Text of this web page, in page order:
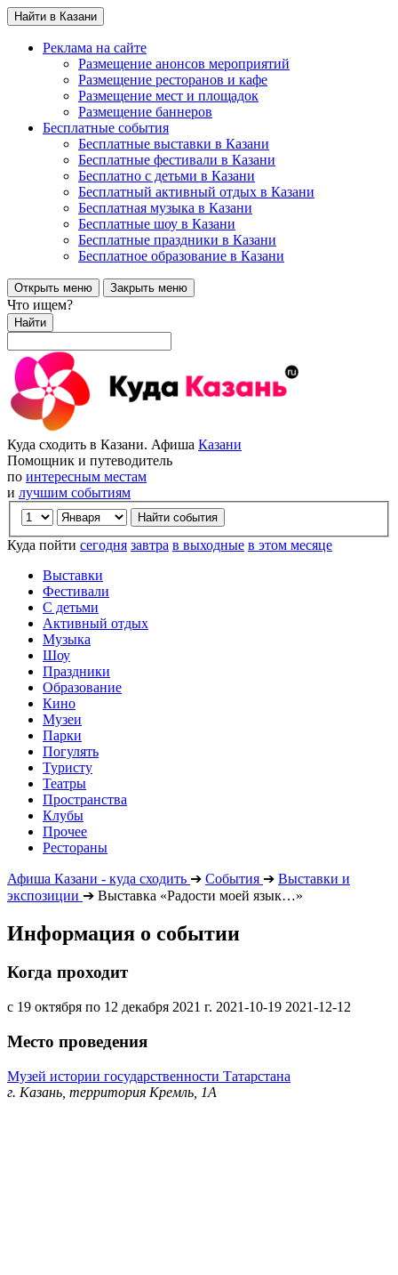
Найти в Казани
Реклама на сайте
Размещение анонсов мероприятий
Размещение ресторанов и кафе
Размещение мест и площадок
Размещение баннеров
Бесплатные события
Бесплатные выставки в Казани
Бесплатные фестивали в Казани
Бесплатно с детьми в Казани
Бесплатный активный отдых в Казани
Бесплатная музыка в Казани
Бесплатные шоу в Казани
Бесплатные праздники в Казани
Бесплатное образование в Казани
Открыть меню Закрыть меню
Что ищем?
Найти
Куда сходить в Казани. Афиша Казани
Помощник и путеводитель
по интересным местам
и лучшим событиям
Куда пойти сегодня завтра в выходные в этом месяце
Выставки
Фестивали
С детьми
Активный отдых
Музыка
Шоу
Праздники
Образование
Кино
Музеи
Парки
Погулять
Туристу
Театры
Пространства
Клубы
Прочее
Рестораны
Афиша Казани - куда сходить ➔ События ➔ Выставки и
экспозиции ➔ Выставка «Радости моей язык…»
Информация о событии
Когда проходит
с 19 октября по 12 декабря 2021 г. 2021-10-19 2021-12-12
Место проведения
Музей истории государственности Татарстана
г. Казань, территория Кремль, 1А